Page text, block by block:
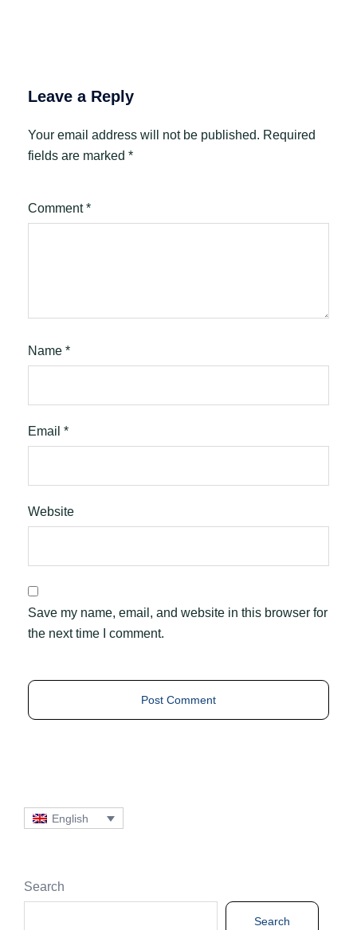
Leave a Reply
Your email address will not be published. Required
fields are marked *
Comment*
Name *
Email *
Website
Save my name, email, and website in this browser for
the next time I comment.
English
Search
Search